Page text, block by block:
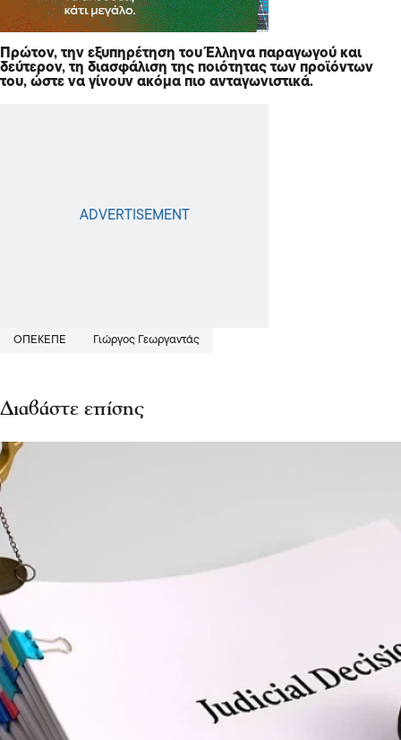
Πρώτον, την εξυπηρέτηση του Έλληνα παραγωγού και
δεύτερον, τη διασφάλιση της ποιότητας των προϊόντων
του, ώστε να γίνουν ακόμα πιο ανταγωνιστικά.
ΟΠΕΚΕΠΕ Γιώργος Γεωργαντάς
Διαβάστε επίσης